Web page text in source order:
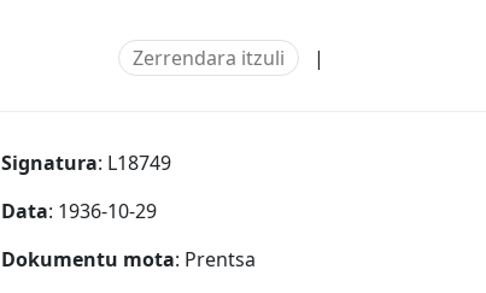
Zerrendara itzuli |
Signatura: L18749
Data: 1936-10-29
Dokumentu mota: Prentsa